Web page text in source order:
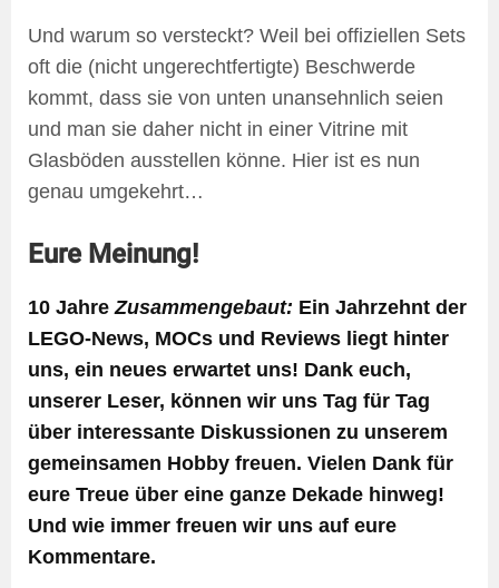
Und warum so versteckt? Weil bei offiziellen Sets
oft die (nicht ungerechtfertigte) Beschwerde
kommt, dass sie von unten unansehnlich seien
und man sie daher nicht in einer Vitrine mit
Glasböden ausstellen könne. Hier ist es nun
genau umgekehrt…
Eure Meinung!
10 JahreZusammengebaut: Ein Jahrzehnt der
LEGO-News, MOCs und Reviews liegt hinter
uns, ein neues erwartet uns! Dank euch,
unserer Leser, können wir uns Tag für Tag
über interessante Diskussionen zu unserem
gemeinsamen Hobby freuen. Vielen Dank für
eure Treue über eine ganze Dekade hinweg!
Und wie immer freuen wir uns auf eure
Kommentare.